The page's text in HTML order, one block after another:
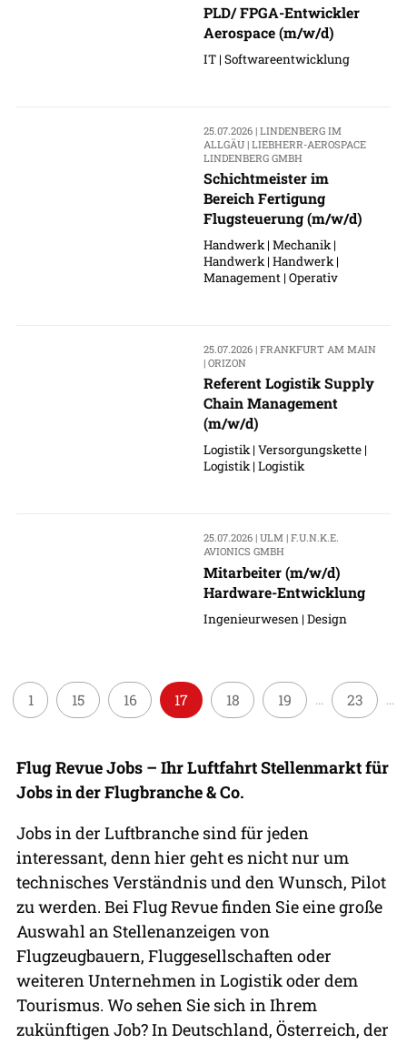
PLD/ FPGA-Entwickler
Aerospace (m/w/d)
IT | Softwareentwicklung
25.07.2026 | LINDENBERG IM
ALLGÄU | LIEBHERR-AEROSPACE
LINDENBERG GMBH
Schichtmeister im
Bereich Fertigung
Flugsteuerung (m/w/d)
Handwerk | Mechanik |
Handwerk | Handwerk |
Management | Operativ
25.07.2026 | FRANKFURT AM MAIN
| ORIZON
Referent Logistik Supply
Chain Management
(m/w/d)
Logistik | Versorgungskette |
Logistik | Logistik
25.07.2026 | ULM | F.U.N.K.E.
AVIONICS GMBH
Mitarbeiter (m/w/d)
Hardware-Entwicklung
Ingenieurwesen | Design
1 15 16 17 18 19 ... 23 ...
Flug Revue Jobs – Ihr Luftfahrt Stellenmarkt für
Jobs in der Flugbranche & Co.
Jobs in der Luftbranche sind für jeden
interessant, denn hier geht es nicht nur um
technisches Verständnis und den Wunsch, Pilot
zu werden. Bei Flug Revue finden Sie eine große
Auswahl an Stellenanzeigen von
Flugzeugbauern, Fluggesellschaften oder
weiteren Unternehmen in Logistik oder dem
Tourismus. Wo sehen Sie sich in Ihrem
zukünftigen Job? In Deutschland, Österreich, der